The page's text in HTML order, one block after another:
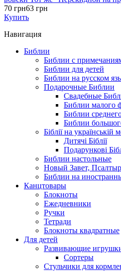
70 грн63 грн
Купить
Навигация
Библии
Библии с
Библии для детей
Библии на русском
Подарочные Библии
Свадебные
Библии малого
Библии
Библии
Біблії на українській
Дитячі Біблії
Подарункові
Библии настольные
Новый Завет,
Библии на
Канцтовары
Блокноты
Ежедневники
Ручки
Тетради
Блокноты квадратные
Для детей
Развивающие
Сортеры
Стульчики для